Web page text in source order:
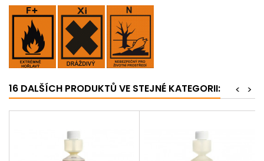
16 DALŠÍCH PRODUKTŮ VE STEJNÉ KATEGORII: >
<